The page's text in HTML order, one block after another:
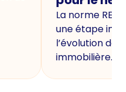
La norme
une étape
l’évolution de
immobilière.